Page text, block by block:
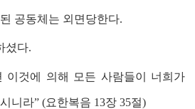
공동체는 외면당한다.
셨다.
이것에 의해 모든 사람들이 너희가
니라” (요한복음 13장 35절)